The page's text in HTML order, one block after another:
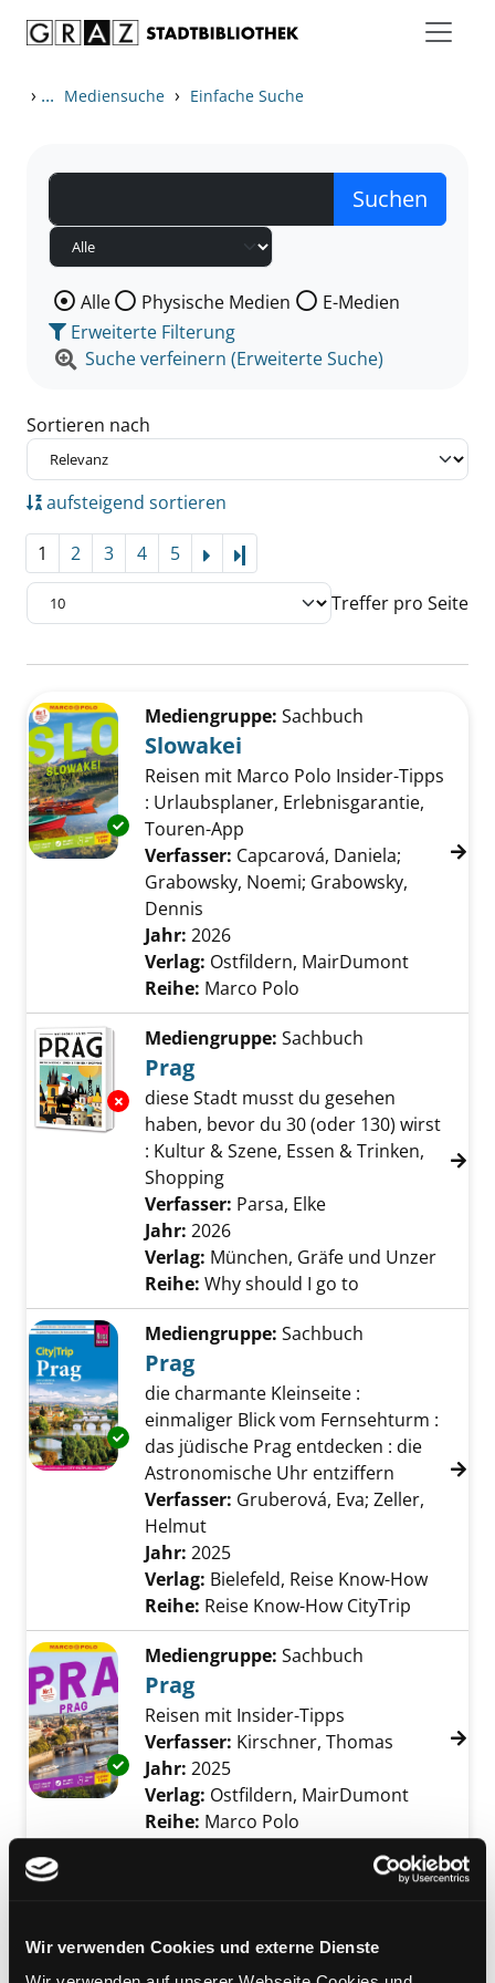
Wir verwenden Cookies und externe Dienste
› ... Mediensuche › Einfache Suche
Wählen Sie die Medienart nach der Sie suchen wollen.
Alle Physische Medien
E-Medien
Erweiterte Filterung
Suche verfeinern (Erweiterte Suche)
Sortieren nach
aufsteigend sortieren
1 2 3 4 5
Treffer pro Seite
Zu den Suchfiltern springen
Exemplar-Details von Slowakei anzeigen
Mediengruppe: Sachbuch
Slowakei
Reisen mit Marco Polo Insider-Tipps
: Urlaubsplaner, Erlebnisgarantie,
Touren-App
Verfasser: Capcarová, Daniela;
Grabowsky, Noemi; Grabowsky,
Dennis
Jahr: 2026
Verlag: Ostfildern, MairDumont
Reihe: Marco Polo
Exemplar-Details von Prag anzeigen
Mediengruppe: Sachbuch
Prag
diese Stadt musst du gesehen
haben, bevor du 30 (oder 130) wirst
: Kultur & Szene, Essen & Trinken,
Shopping
Verfasser: Parsa, Elke
Jahr: 2026
Verlag: München, Gräfe und Unzer
Reihe: Why should I go to
Exemplar-Details von Prag anzeigen
Mediengruppe: Sachbuch
Prag
die charmante Kleinseite :
einmaliger Blick vom Fernsehturm :
das jüdische Prag entdecken : die
Astronomische Uhr entziffern
Verfasser: Gruberová, Eva; Zeller,
Helmut
Jahr: 2025
Verlag: Bielefeld, Reise Know-How
Reihe: Reise Know-How CityTrip
Exemplar-Details von Prag anzeigen
Mediengruppe: Sachbuch
Prag
Reisen mit Insider-Tipps
Verfasser: Kirschner, Thomas Suche
Jahr: 2025
Verlag: Ostfildern, MairDumont
Reihe: Marco Polo
Riesengebirge, Bäderdreieck